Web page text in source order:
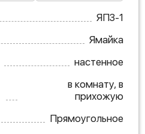
ЯПЗ-1
Ямайка
настенное
в комнату, в
прихожую
Прямоугольное